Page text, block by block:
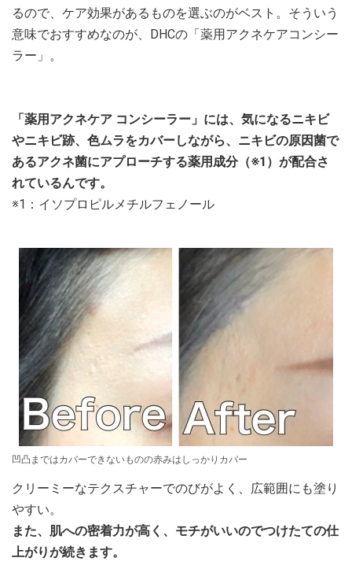
るので、ケア効果があるものを選ぶのがベスト。そういう
意味でおすすめなのが、DHCの「薬用アクネケアコンシー
ラー」。
「薬用アクネケア コンシーラー」には、気になるニキビ
やニキビ跡、色ムラをカバーしながら、ニキビの原因菌で
あるアクネ菌にアプローチする薬用成分（※1）が配合さ
れているんです。
※1：イソプロピルメチルフェノール
凹凸まではカバーできないものの赤みはしっかりカバー
クリーミーなテクスチャーでのびがよく、広範囲にも塗り
やすい。
また、肌への密着力が高く、モチがいいのでつけたての仕
上がりが続きます。